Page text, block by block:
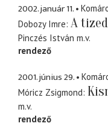
2002. január 11.
Dobozy Imre A
Pinczés István m.v.
rendező
2001. június 29.
Móricz Zsigmond
m.v.
rendező